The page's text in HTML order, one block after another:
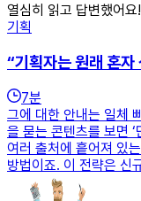
열심히 읽고 답변했어요!
기획
“기획자는 원래 혼
7분
그에 대한 안내는 일체
을 묻는 콘텐츠를 보면
여러 출처에 흩어져 있
방법이죠. 이 전략은 신